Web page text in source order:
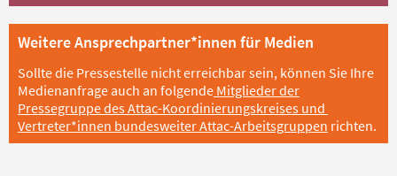
Weitere Ansprechpartner*innen für Medien
Sollte die Pressestelle nicht erreichbar sein, können Sie Ihre
Medienanfrage auch an folgende Mitglieder der
Pressegruppe des Attac-Koordinierungskreises und
Vertreter*innen bundesweiter Attac-Arbeitsgruppen richten.